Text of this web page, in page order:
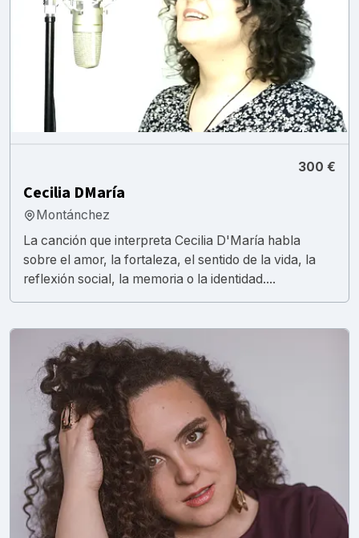
300 €
Cecilia DMaría
Montánchez
La canción que interpreta Cecilia D'María habla
sobre el amor, la fortaleza, el sentido de la vida, la
reflexión social, la memoria o la identidad....